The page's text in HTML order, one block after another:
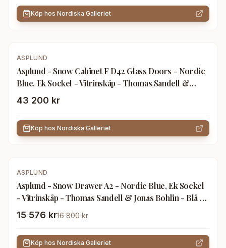
Köp hos Nordiska Galleriet
ASPLUND
Asplund - Snow Cabinet F D42 Glass Doors - Nordic
Blue, Ek Sockel - Vitrinskåp - Thomas Sandell &
Jonas Bohlin - Blå - Trä
43 200 kr
Köp hos Nordiska Galleriet
-7%
ASPLUND
Asplund - Snow Drawer A2 - Nordic Blue, Ek Sockel
- Vitrinskåp - Thomas Sandell & Jonas Bohlin - Blå -
Trä
15 576 kr16 800 kr
Köp hos Nordiska Galleriet